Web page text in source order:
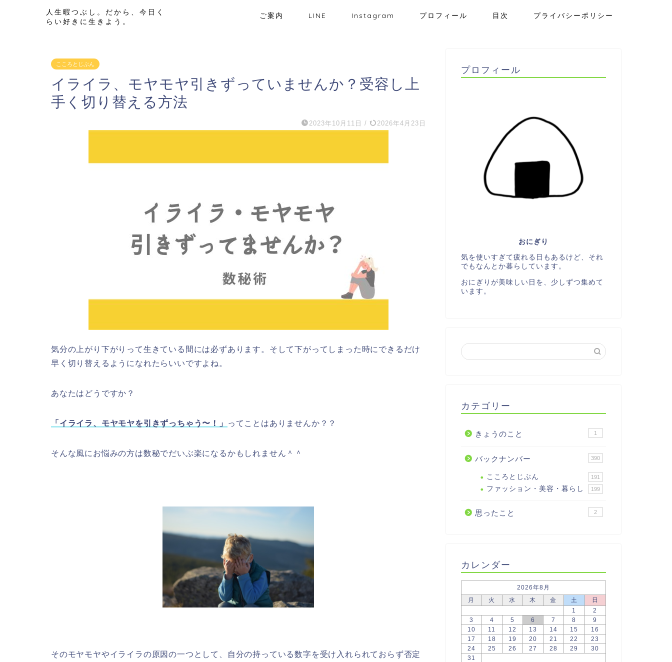
人生暇つぶし。だから、今日く
らい好きに生きよう。
ご案内 LINE Instagram プロフィール 目次 プライバシーポリシー
こころとじぶん
イライラ、モヤモヤ引きずっていませんか？受容し上
手く切り替える方法
2023年10月11日 / 2026年4月23日
気分の上がり下がりって生きている間には必ずあります。そして下がってしまった時にできるだけ
早く切り替えるようになれたらいいですよね。
あなたはどうですか？
「イライラ、モヤモヤを引きずっちゃう〜！」 ってことはありませんか？？
そんな風にお悩みの方は数秘でだいぶ楽になるかもしれません＾＾
そのモヤモヤやイライラの原因の一つとして、自分の持っている数字を受け入れられておらず否定
プロフィール
おにぎり
気を使いすぎて疲れる日もあるけど、それ
でもなんとか暮らしています。
おにぎりが美味しい日を、少しずつ集めて
います。
カテゴリー
きょうのこと 1
バックナンバー 390
こころとじぶん 191
ファッション・美容・暮らし 199
思ったこと 2
カレンダー
2026年8月
月
火 水 木 金 土
日
1
2
3
4 5 6 7 8
9
10
11 12 13 14 15
16
17
18 19 20 21 22
23
24
25 26 27 28 29
30
31